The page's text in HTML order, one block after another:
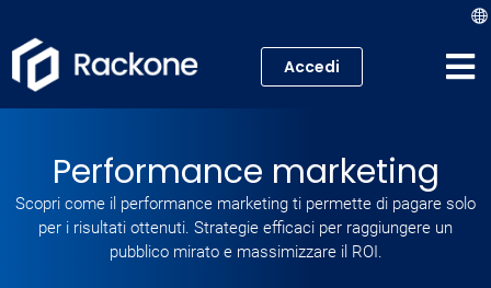
VPS
Cloud
Accedi
Performance marketing
Scopri come il performance marketing ti permette di pagare solo
per i risultati ottenuti. Strategie efficaci per raggiungere un
pubblico mirato e massimizzare il ROI.